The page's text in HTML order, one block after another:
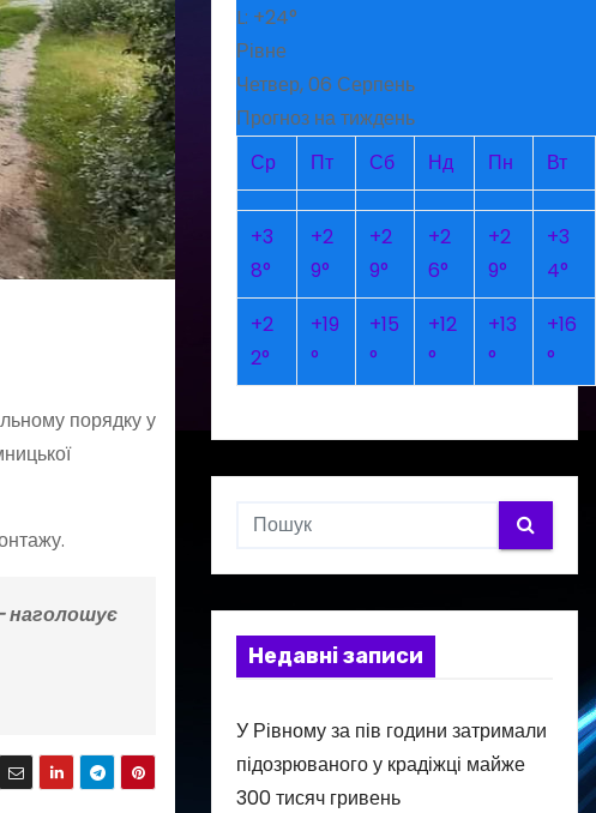
порядку у
наголошує
L: +24°
Рівне
Четвер, 06 Серпень
Прогноз на тиждень
Ср
Пт Сб Нд Пн Вт
+3
8°
+2
9°
+2
9°
+2
6°
+2
9°
+3
4°
+2
2°
+19
°
+15
°
+12
°
+13
°
+16
°
Недавні записи
У Рівному за пів години затримали
підозрюваного у крадіжці майже
300 тисяч гривень